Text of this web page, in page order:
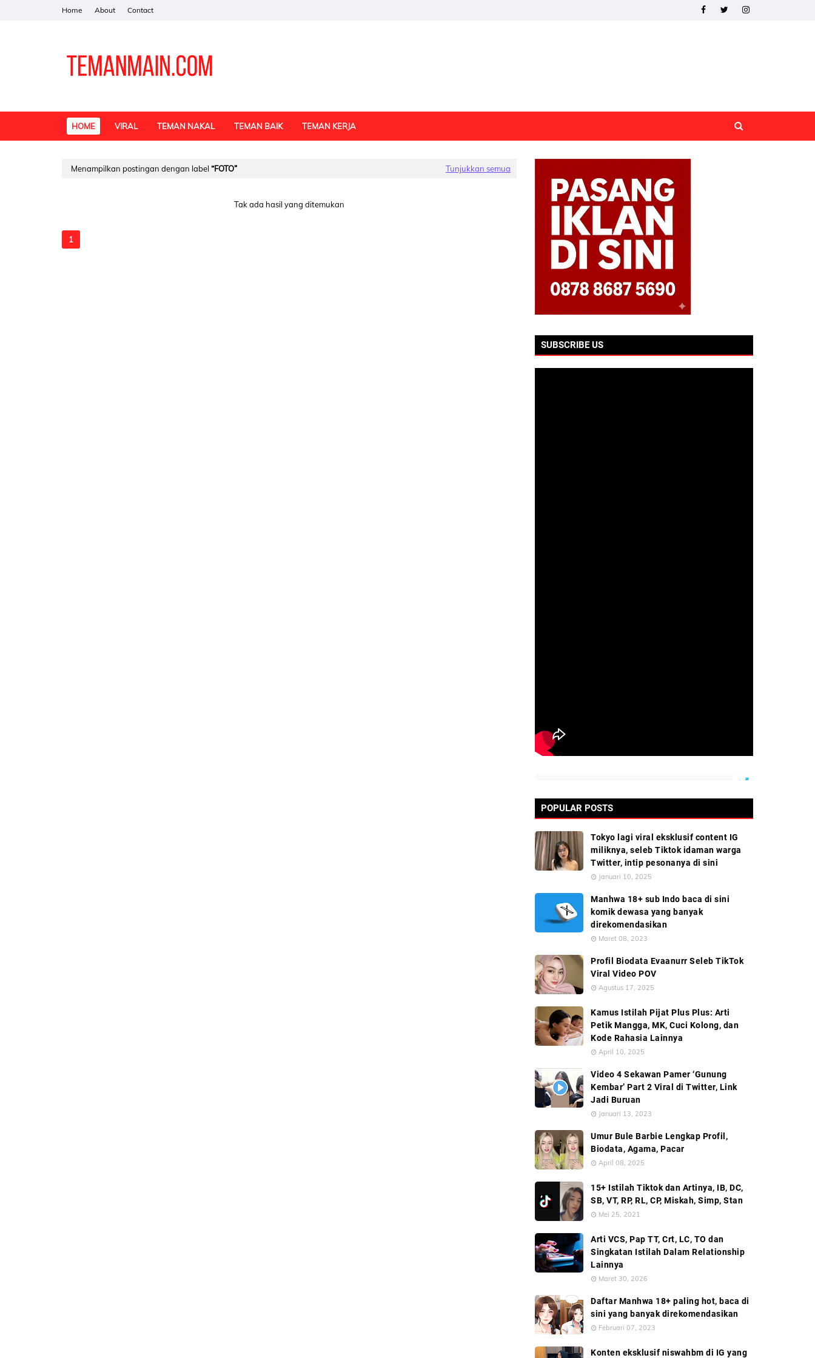
Home About Contact
HOME VIRAL TEMAN NAKAL TEMAN BAIK TEMAN KERJA
Menampilkan postingan dengan label FOTO Tunjukkan semua
Tak ada hasil yang ditemukan
1
SUBSCRIBE US
POPULAR POSTS
Tokyo lagi viral eksklusif content IG
miliknya, seleb Tiktok idaman warga
Twitter, intip pesonanya di sini
Januari 10, 2025
Manhwa 18+ sub Indo baca di sini
komik dewasa yang banyak
direkomendasikan
Maret 08, 2023
Profil Biodata Evaanurr Seleb TikTok
Viral Video POV
Agustus 17, 2025
Kamus Istilah Pijat Plus Plus: Arti
Petik Mangga, MK, Cuci Kolong, dan
Kode Rahasia Lainnya
April 10, 2025
Video 4 Sekawan Pamer ‘Gunung
Kembar’ Part 2 Viral di Twitter, Link
Jadi Buruan
Januari 13, 2023
Umur Bule Barbie Lengkap Profil,
Biodata, Agama, Pacar
April 08, 2025
15+ Istilah Tiktok dan Artinya, IB, DC,
SB, VT, RP, RL, CP, Miskah, Simp, Stan
Mei 25, 2021
Arti VCS, Pap TT, Crt, LC, TO dan
Singkatan Istilah Dalam Relationship
Lainnya
Maret 30, 2026
Daftar Manhwa 18+ paling hot, baca di
sini yang banyak direkomendasikan
Februari 07, 2023
Konten eksklusif niswahbm di IG yang